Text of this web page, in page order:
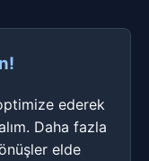
ederek
Daha fazla
elde